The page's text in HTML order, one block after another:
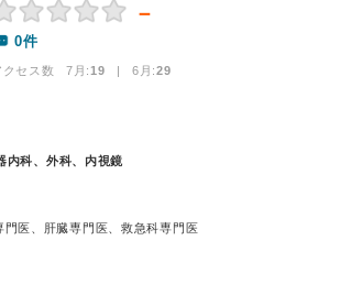
－
0件
クセス数 7月:19 | 6月:29
内科、外科、内視鏡
門医、肝臓専門医、救急科専門医